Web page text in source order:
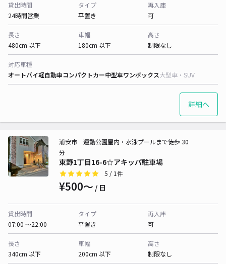
貸出時間
24時間営業
タイプ
平置き
再入庫
可
長さ
480cm 以下
車幅
180cm 以下
高さ
制限なし
対応車種
オートバイ軽自動車コンパクトカー中型車ワンボックス大型車・SUV
詳細へ
東野1丁目16-6☆アキッパ駐車場
浦安市 運動公園屋内・水泳プールまで徒歩 30
分
5 / 1件
¥500〜 / 日
貸出時間
07:00 〜22:00
タイプ
平置き
再入庫
可
長さ
340cm 以下
車幅
200cm 以下
高さ
制限なし